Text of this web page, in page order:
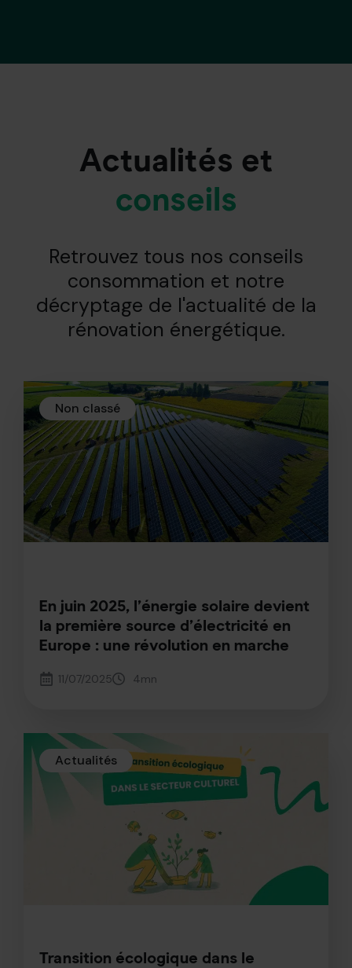
Actualités et
conseils
Retrouvez tous nos conseils
consommation et notre
décryptage de l'actualité de la
rénovation énergétique.
Non classé
En juin 2025, l’énergie solaire devient
la première source d’électricité en
Europe : une révolution en marche
11/07/2025 4mn
Actualités
Transition écologique dans le